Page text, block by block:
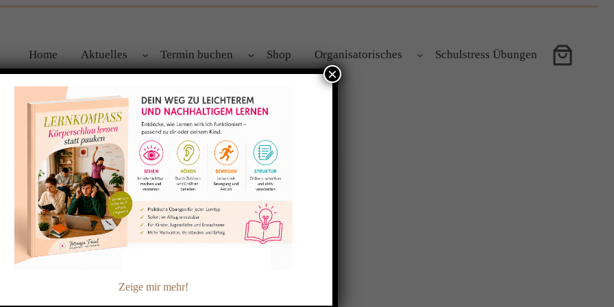
Home Aktuelles Termin buchen Shop Organisatorisches Schulstress Übungen
November
Zeige mir mehr!
×